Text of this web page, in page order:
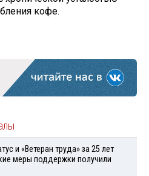
кофе.
и «Ветеран труда» за 25 лет
меры поддержки получили